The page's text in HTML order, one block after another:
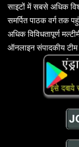
साइटों में सबसे अधिक
समर्पित पाठक वर्ग तक
अधिक विविधतापूर्ण
ऑनलाइन संपादकीय